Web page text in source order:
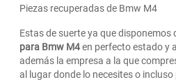
Piezas recuperadas de Bmw M4
Estas de suerte ya que disponemos
para Bmw M4en perfecto estado y
además la empresa a la que
al lugar donde lo necesites o